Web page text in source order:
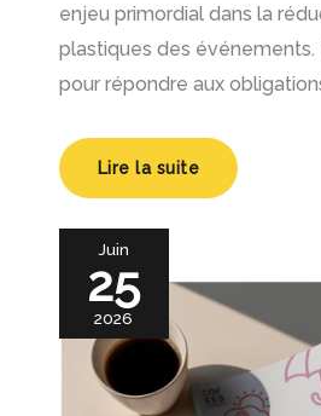
enjeu primordial dans la
plastiques des
pour répondre aux
Lire la suite
Juin
25
2026